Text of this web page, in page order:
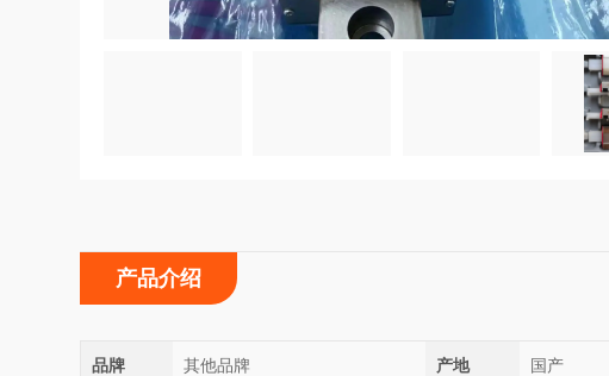
产品介绍
品牌 其他品牌 产地 国产